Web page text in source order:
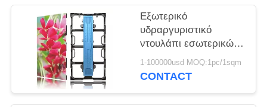
Εξωτερικό
υδραργυριστικό
ντουλάπι εσωτερικών
χώρων διαφόρων
μεγεθών
1-100000usd MOQ:1pc/1sqm
CONTACT